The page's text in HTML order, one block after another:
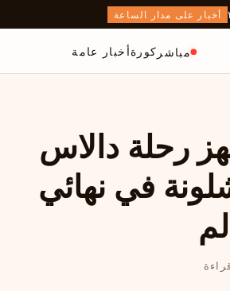
أخبار على مدار الساعة
مباشر كورةأخبار عامة
رحلة دالاس
في نهائي